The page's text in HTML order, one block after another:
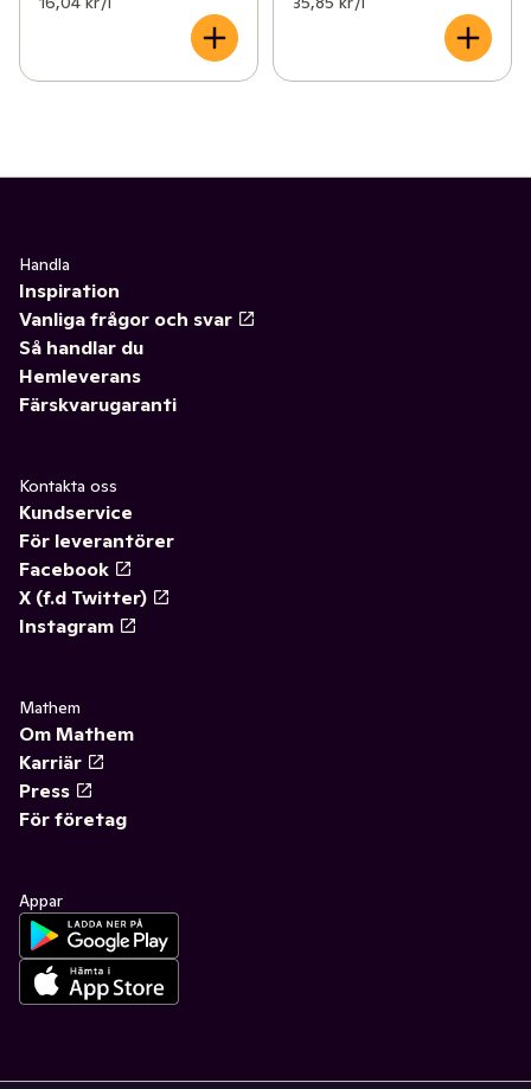
Handla
Inspiration
Vanliga frågor och svar
Så handlar du
Hemleverans
Färskvarugaranti
Kontakta oss
Kundservice
För leverantörer
Facebook
X (f.d Twitter)
Instagram
Mathem
Om Mathem
Karriär
Press
För företag
Appar